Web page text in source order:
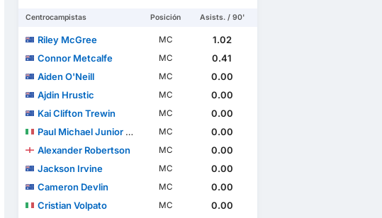
Centrocampistas Posición Asists. / 90'
Riley McGree MC
1.02
Connor Metcalfe
MC
0.41
Aiden O'Neill
MC
0.00
Ajdin Hrustic
MC
0.00
Kai Clifton Trewin
MC
0.00
Paul Michael Junior Okon-Engstler
MC
0.00
Alexander Robertson
MC
0.00
Jackson Irvine
MC
0.00
Cameron Devlin
MC
0.00
Cristian Volpato
MC 0.00